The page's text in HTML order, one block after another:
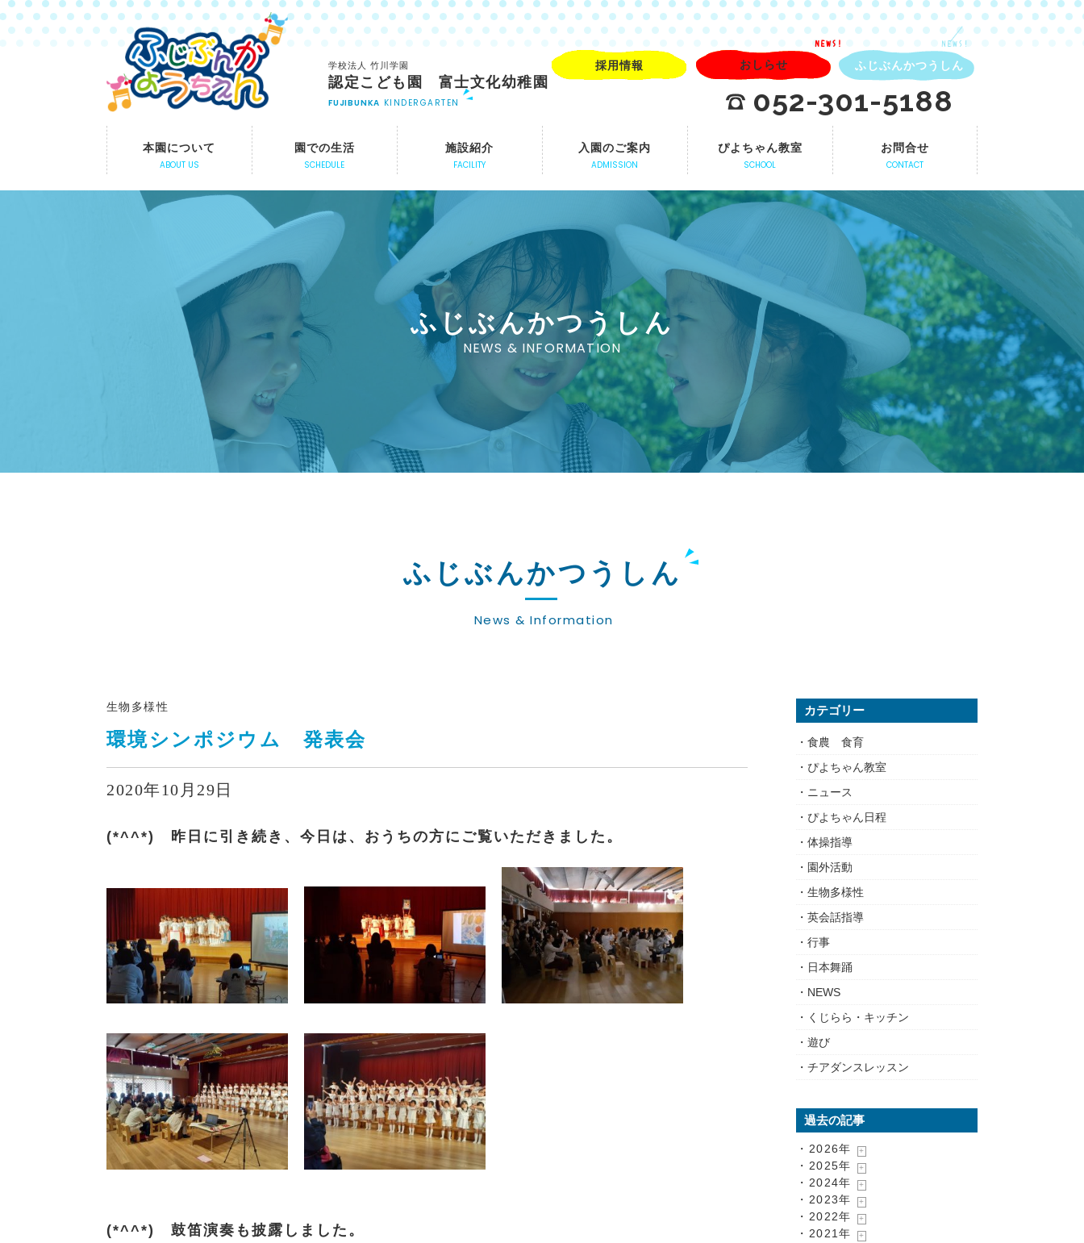
学校法人 竹川学園
認定こども園 富士文化幼稚園
FUJIBUNKA KINDERGARTEN
おしらせ
NEWS!
ふじぶんかつうしん
NEWS!
採用情報
052-301-5188
本園について
ABOUT US
園での生活
SCHEDULE
施設紹介
FACILITY
入園のご案内
ADMISSION
ぴよちゃん教室
SCHOOL
お問合せ
CONTACT
ふじぶんかつうしん
NEWS & INFORMATION
ふじぶんかつうしん
News & Information
生物多様性
環境シンポジウム 発表会
2020年10月29日
(*^^*) 昨日に引き続き、今日は、おうちの方にご覧いただきました。
(*^^*) 鼓笛演奏も披露しました。
カテゴリー
食農 食育
ぴよちゃん教室
ニュース
ぴよちゃん日程
体操指導
園外活動
生物多様性
英会話指導
行事
日本舞踊
NEWS
くじらら・キッチン
遊び
チアダンスレッスン
過去の記事
・2026年
・2025年
・2024年
・2023年
・2022年
・2021年